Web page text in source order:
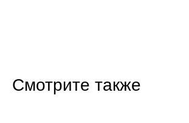
Смотрите также